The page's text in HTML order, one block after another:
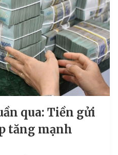
qua: Tiền gửi
tăng mạnh